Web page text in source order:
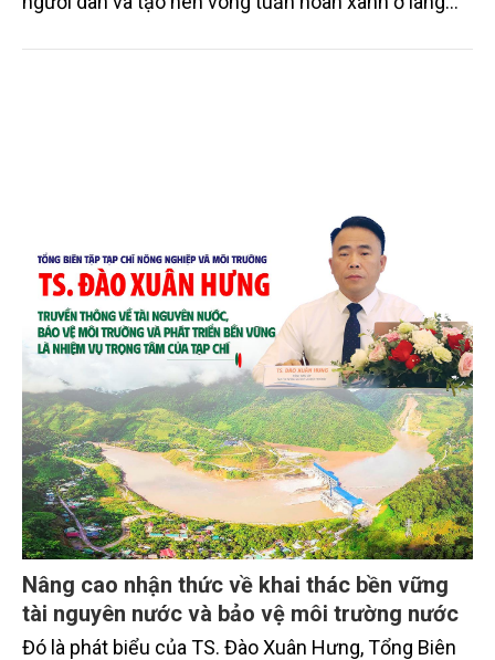
chén, dĩa... từ mo cau đã được thị trường trong nước
Nâng cao nhận thức về khai thác bền vững
tài nguyên nước và bảo vệ môi trường nước
Đó là phát biểu của TS. Đào Xuân Hưng, Tổng Biên